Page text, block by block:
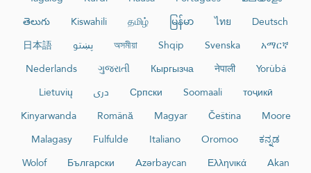
తెలుగు
Kiswahili தமிழ் မြန်မာ ไทย
Deutsch
日本語
پښتو অসমীয়া Shqip Svenska
አማርኛ
Nederlands
ગુજરાતી Кыргызча नेपाली
Yorùbá
Lietuvių
دری Српски Soomaali
тоҷикӣ
Kinyarwanda
Română Magyar Čeština
Moore
Malagasy
Fulfulde Italiano Oromoo
ಕನ್ನಡ
Wolof
Български Azərbaycan Ελληνικά
Akan